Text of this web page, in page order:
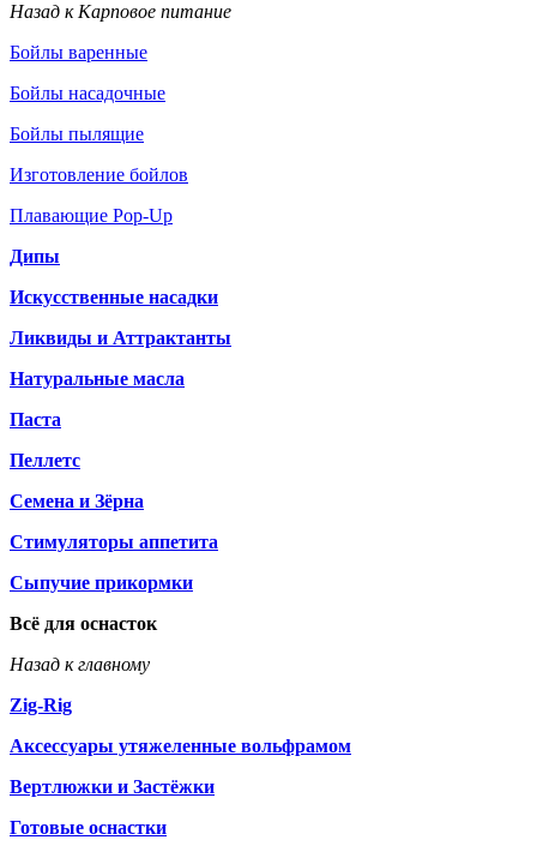
Назад к Карповое питание
Бойлы варенные
Бойлы насадочные
Бойлы пылящие
Изготовление бойлов
Плавающие Pop-Up
Дипы
Искусственные насадки
Ликвиды и Аттрактанты
Натуральные масла
Паста
Пеллетс
Семена и Зёрна
Стимуляторы аппетита
Сыпучие прикормки
Всё для оснасток
Назад к главному
Zig-Rig
Аксессуары утяжеленные вольфрамом
Вертлюжки и Застёжки
Готовые оснастки